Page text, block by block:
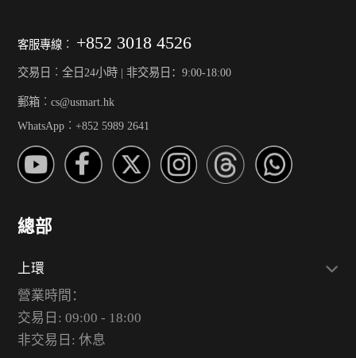
客服專線︰ +852 3018 4526
交易日︰全日24小時 | 非交易日：9:00-18:00
郵箱︰cs@usmart.hk
WhatsApp︰+852 5989 2641
總部
上環
營業時間：
交易日: 09:00 - 18:00
非交易日: 休息